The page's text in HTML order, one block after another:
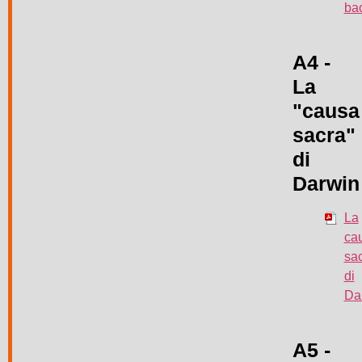
A4 -
La
"causa
sacra"
di
Darwin
La
di
A5 -